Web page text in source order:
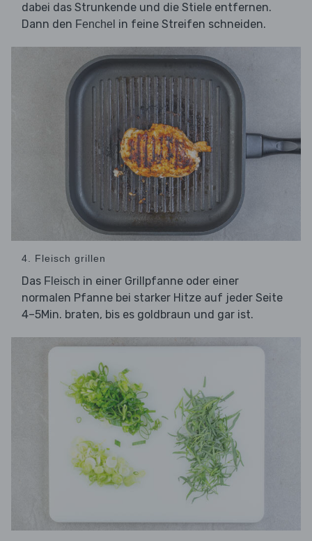
dabei das Strunkende und die Stiele entfernen.
Dann den Fenchel in feine Streifen schneiden.
4. Fleisch grillen
Das Fleisch in einer Grillpfanne oder einer
normalen Pfanne bei starker Hitze auf jeder Seite
4–5Min. braten, bis es goldbraun und gar ist.